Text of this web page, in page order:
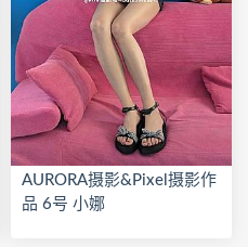
AURORA摄影&Pixel摄影作
品 6号 小娜